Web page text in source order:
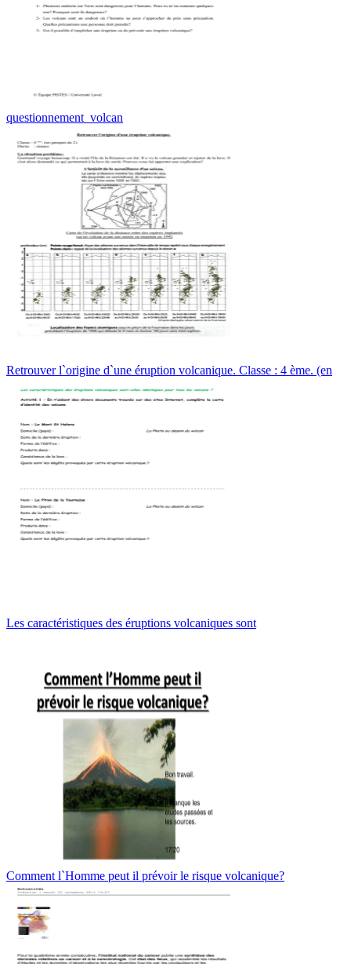
questionnement_volcan
Retrouver l`origine d`une éruption volcanique. Classe : 4 ème. (en
Les caractéristiques des éruptions volcaniques sont
Comment l`Homme peut il prévoir le risque volcanique?